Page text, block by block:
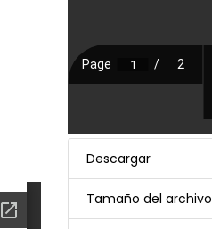
Descargar
Tamaño del archivo